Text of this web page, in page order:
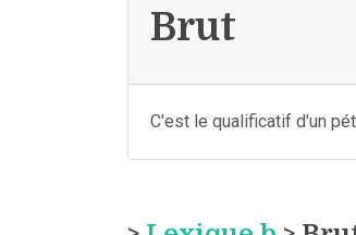
Brut
C'est le qualificatif d'un